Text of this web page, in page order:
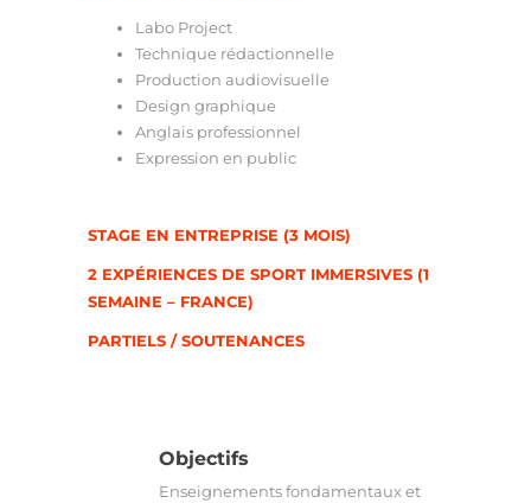
Labo Project
Technique rédactionnelle
Production audiovisuelle
Design graphique
Anglais professionnel
Expression en public
STAGE EN ENTREPRISE (3 MOIS)
2 EXPÉRIENCES DE SPORT IMMERSIVES (1
SEMAINE – FRANCE)
PARTIELS / SOUTENANCES
Objectifs
Enseignements fondamentaux et